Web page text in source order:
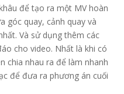
để tạo ra một MV hoàn
góc quay, cảnh quay và
Và sử dụng thêm các
cho video. Nhất là khi có
chia nhau ra để làm nhanh
để đưa ra phương án cuối